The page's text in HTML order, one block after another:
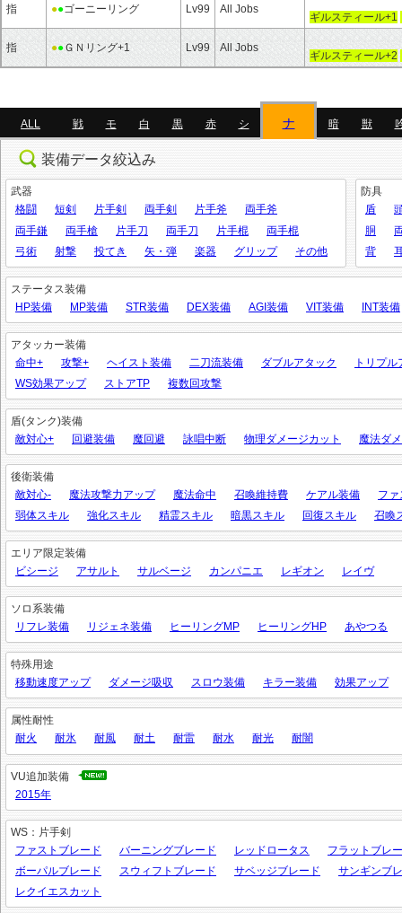
指 ●●ゴーニーリング Lv99 All Jobs
ギルスティール+1
指 ●●ＧＮリング+1 Lv99 All Jobs
ギルスティール+2
ALL 戦 モ 白 黒 赤 シ ナ 暗 獣
装備データ絞込み
武器
格闘
短剣 片手剣 両手剣 片手斧
両手斧
両手鎌
両手槍 片手刀 両手刀 片手棍
両手棍
弓術
射撃 投てき 矢・弾 楽器 グリップ その他
防具
盾
胴
背
ステータス装備
HP装備
MP装備 STR装備 DEX装備 AGI装備 VIT装備 INT装備
アタッカー装備
命中+
攻撃+ ヘイスト装備 二刀流装備 ダブルアタック
トリプル
WS効果アップ
ストアTP 複数回攻撃
盾(タンク)装備
敵対心+
回避装備 魔回避 詠唱中断 物理ダメージカット 魔法ダ
後衛装備
敵対心-
魔法攻撃力アップ 魔法命中 召喚維持費 ケアル装備
フ
弱体スキル
強化スキル 精霊スキル 暗黒スキル 回復スキル 召喚
エリア限定装備
ビシージ
アサルト サルベージ カンパニエ レギオン レイヴ
ソロ系装備
リフレ装備
リジェネ装備 ヒーリングMP ヒーリングHP あやつる
特殊用途
移動速度アップ
ダメージ吸収 スロウ装備 キラー装備 効果アップ
属性耐性
耐火
耐氷 耐風 耐土 耐雷 耐水 耐光 耐闇
VU追加装備
2015年
WS：片手剣
ファストブレード
バーニングブレード レッドロータス
フラットブレ
ボーパルブレード
スウィフトブレード サベッジブレード
サンギンブ
レクイエスカット